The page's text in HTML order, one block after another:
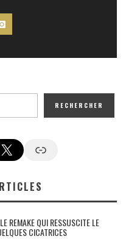
RECHERCHER
X Google News
REMAKE QUI RESSUSCITE LE
CICATRICES